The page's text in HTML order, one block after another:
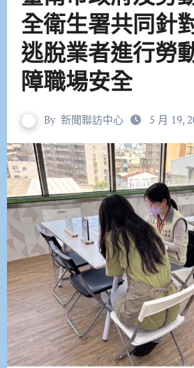
全衛生署共同針
逃脫業者進行勞
障職場安全
By 新聞聯訪中心 5 月 19,